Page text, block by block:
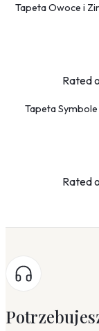
Tapeta Owoce i
Rated
Tapeta
Rated